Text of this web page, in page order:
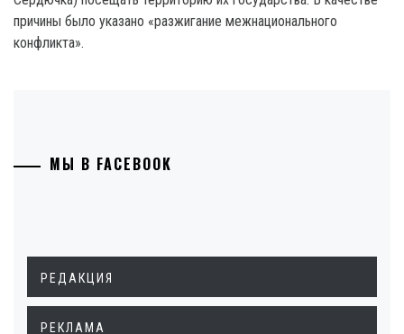
причины было указано «разжигание межнационального
конфликта».
МЫ В FACEBOOK
РЕДАКЦИЯ
РЕКЛАМА